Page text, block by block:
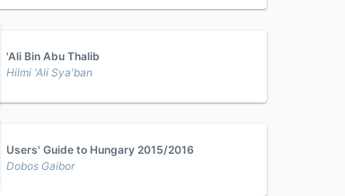
'Ali Bin Abu Thalib
Hilmi 'Ali Sya'ban
Users' Guide to Hungary 2015/2016
Dobos Gaibor